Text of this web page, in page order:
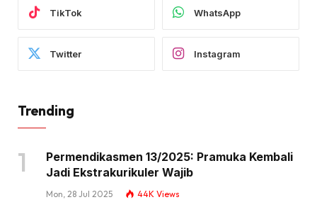
TikTok WhatsApp
Twitter Instagram
Trending
Permendikasmen 13/2025: Pramuka Kembali
Jadi Ekstrakurikuler Wajib
Mon, 28 Jul 2025 44K Views